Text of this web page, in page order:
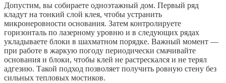
Допустим, вы собираете одноэтажный дом. Первый ряд
кладут на тонкий слой клея, чтобы устранить
микронеровности основания. Затем контролируете
горизонталь по лазерному уровню и в следующих рядах
укладываете блоки в шахматном порядке. Важный момент —
при работе в жаркую погоду периодически смачивайте
основания и блоки, чтобы клей не растрескался и не терял
адгезию. Такой подход позволяет получить ровную стену без
сильных тепловых мостиков.